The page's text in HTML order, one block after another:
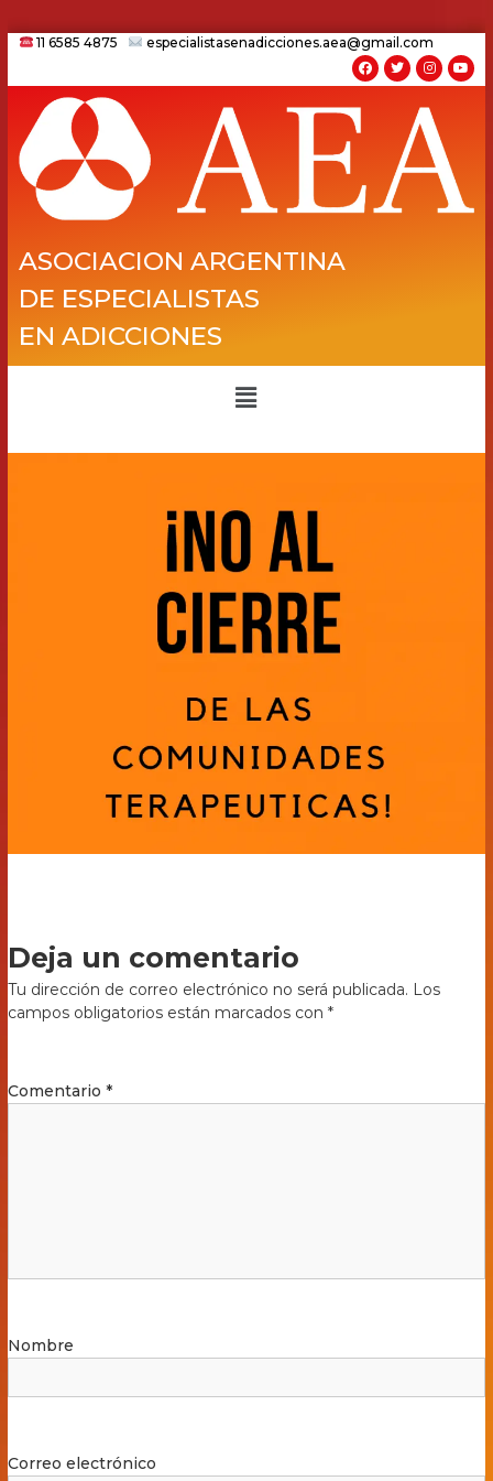
11 6585 4875 especialistasenadicciones.aea@gmail.com
ASOCIACION ARGENTINA
DE ESPECIALISTAS
EN ADICCIONES
Deja un comentario
Tu dirección de correo electrónico no será publicada. Los
campos obligatorios están marcados con *
Comentario *
Nombre
Correo electrónico